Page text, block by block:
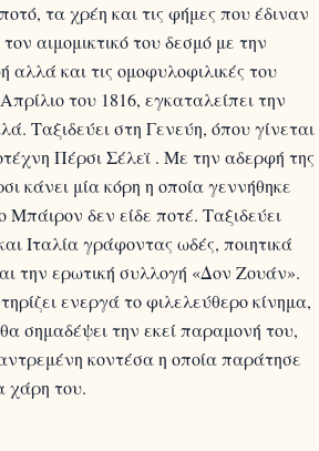
τα χρέη και τις φήμες που έδιναν
αιμομικτικό του δεσμό με την
αλλά και τις ομοφυλοφιλικές του
του 1816, εγκαταλείπει την
Ταξιδεύει στη Γενεύη, όπου γίνεται
Πέρσι Σέλεϊ . Με την αδερφή της
κάνει μία κόρη η οποία γεννήθηκε
Μπάιρον δεν είδε ποτέ. Ταξιδεύει
Ιταλία γράφοντας ωδές, ποιητικά
την ερωτική συλλογή «Δον Ζουάν».
ενεργά το φιλελεύθερο κίνημα,
σημαδέψει την εκεί παραμονή του,
κοντέσα η οποία παράτησε
χάρη του.